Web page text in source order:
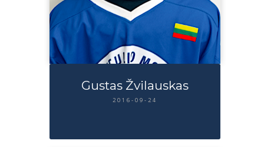
Gustas Žvilauskas
2016-09-24